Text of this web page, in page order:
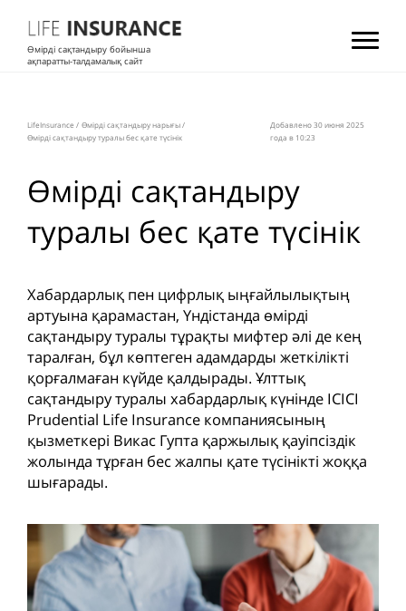
Өмірді сақтандыру бойынша
ақпаратты-талдамалық сайт
LifeInsurance / Өмірді сақтандыру нарығы/
Өмірді сақтандыру туралы бес қате түсінік
Добавлено 30 июня 2025
года в 10:23
Өмірді сақтандыру
туралы бес қате түсінік
Хабардарлық пен цифрлық ыңғайлылықтың
артуына қарамастан, Үндістанда өмірді
сақтандыру туралы тұрақты мифтер әлі де кең
таралған, бұл көптеген адамдарды жеткілікті
қорғалмаған күйде қалдырады. Ұлттық
сақтандыру туралы хабардарлық күнінде ICICI
Prudential Life Insurance компаниясының
қызметкері Викас Гупта қаржылық қауіпсіздік
жолында тұрған бес жалпы қате түсінікті жоққа
шығарады.